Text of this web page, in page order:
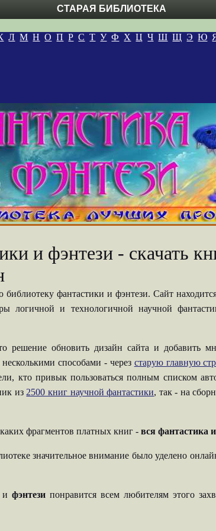
СТАРАЯ БИБЛИОТЕКА
Л М Н О П Р С Т У Ф Х Ц Ч Ш Щ Э Ю
и фэнтези - скачать
библиотеку фантастики и фэнтези. Сайт
логичной и технологичной научной
обновить дизайн сайта и добавить
способами - через старую главную
кто привык пользоваться полным списком
из 2500 книг научной фантастики, так - на
фрагментов платных книг - вся фантастика
значительное внимание было уделено
и фэнтезипонравится всем любителям этого